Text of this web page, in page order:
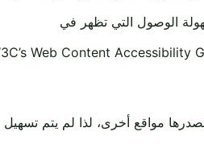
الوصول التي تظهر في
مواقع أخرى، لذا لم يتم تسهيل